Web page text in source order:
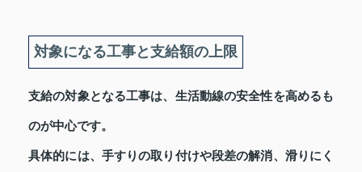
対象になる工事と支給額の上限
支給の対象となる工事は、生活動線の安全性を高めるも
のが中心です。
具体的には、手すりの取り付けや段差の解消、滑りにく